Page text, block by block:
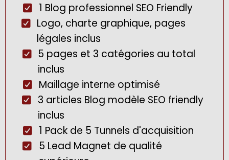
1 Blog professionnel SEO Friendly
Logo, charte graphique, pages
légales inclus
5 pages et 3 catégories au total
inclus
Maillage interne optimisé
3 articles Blog modèle SEO friendly
inclus
1 Pack de 5 Tunnels d'acquisition
5 Lead Magnet de qualité